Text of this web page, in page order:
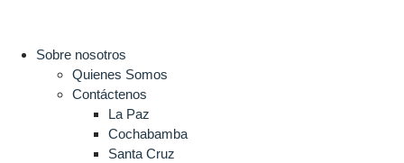
Sobre nosotros
Quienes Somos
Contáctenos
La Paz
Cochabamba
Santa Cruz